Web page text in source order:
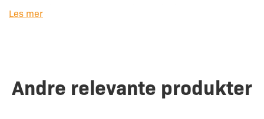
typer maling og lakk, og spesielt gode til vannbaserte
Les mer
Andre relevante produkter